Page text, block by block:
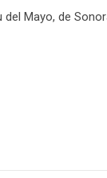
Mayo, de